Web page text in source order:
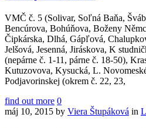
VMČ č. 5 (Solivar, Soľná Baňa,
Bencúrova, Bohúňova, Boženy
Čipkárska, Dlhá, Gápľová,
Jelšová, Jesenná, Jiráskova, K
(nepárne č. 1-11, párne č. 18-50),
Kutuzovova, Kysucká, L.
Podjavorinskej (okrem č. 22, 23,
find out more 0
máj 10, 2015 by Viera Štupáková in